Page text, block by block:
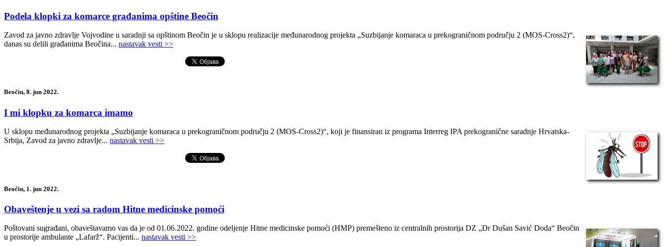
Podela klopki za komarce građanima opštine Beočin
Zavod za javno zdravlje Vojvodine u saradnji sa opštinom Beočin je u sklopu realizacije međunarodnog projekta „Suzbijanje komaraca u prekograničnom području 2 (MOS-Cross2)“,
danas su delili građanima Beočina... nastavak vesti >>
Beočin, 8. jun 2022.
I mi klopku za komarca imamo
U sklopu međunarodnog projekta „Suzbijanje komaraca u prekograničnom području 2 (MOS-Cross2)“, koji je finansiran iz programa Interreg IPA prekogranične saradnje Hrvatska-
Srbija, Zavod za javno zdravlje... nastavak vesti >>
Beočin, 1. jun 2022.
Obaveštenje u vezi sa radom Hitne medicinske pomoći
Poštovani sugrađani, obaveštavamo vas da je od 01.06.2022. godine odeljenje Hitne medicinske pomoći (HMP) premešteno iz centralnih prostorija DZ „Dr Dušan Savić Doda“ Beočin
u prostorije ambulante „Lafarž“. Pacijenti... nastavak vesti >>